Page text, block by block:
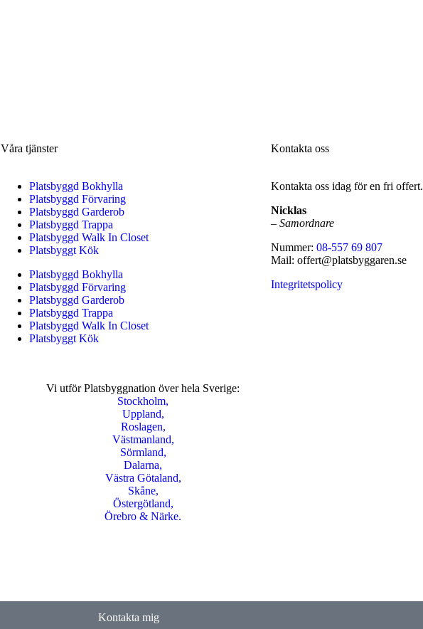
Våra tjänster
Platsbyggd Bokhylla
Platsbyggd Förvaring
Platsbyggd Garderob
Platsbyggd Trappa
Platsbyggd Walk In Closet
Platsbyggt Kök
Platsbyggd Bokhylla
Platsbyggd Förvaring
Platsbyggd Garderob
Platsbyggd Trappa
Platsbyggd Walk In Closet
Platsbyggt Kök
Kontakta oss
Kontakta oss idag för en fri offert.
Nicklas
– Samordnare
Nummer: 08-557 69 807
Mail: offert@platsbyggaren.se
Integritetspolicy
Vi utför Platsbyggnation över hela Sverige:
Stockholm,
Uppland,
Roslagen,
Västmanland,
Sörmland,
Dalarna,
Västra Götaland,
Skåne,
Östergötland,
Örebro & Närke.
Kontakta mig